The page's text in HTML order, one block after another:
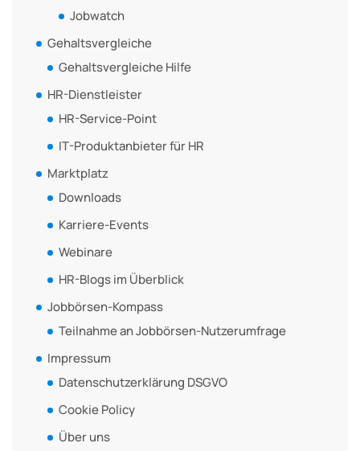
Jobwatch
Gehaltsvergleiche
Gehaltsvergleiche Hilfe
HR-Dienstleister
HR-Service-Point
IT-Produktanbieter für HR
Marktplatz
Downloads
Karriere-Events
Webinare
HR-Blogs im Überblick
Jobbörsen-Kompass
Teilnahme an Jobbörsen-Nutzerumfrage
Impressum
Datenschutzerklärung DSGVO
Cookie Policy
Über uns